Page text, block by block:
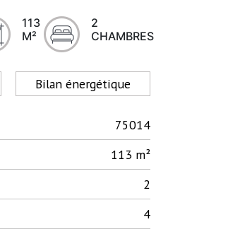
113
M²
2
CHAMBRES
Bilan énergétique
75014
113 m²
2
4